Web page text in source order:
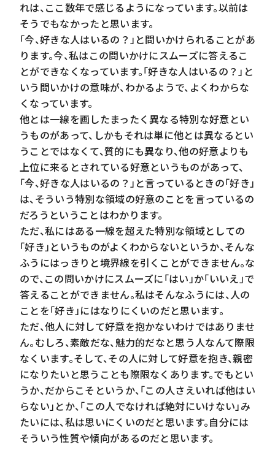
れは、ここ数年で感じるようになっています。以前は
そうでもなかったと思います。
「今、好きな人はいるの？」と問いかけられることがあ
ります。今、私はこの問いかけにスムーズに答えるこ
とができなくなっています。「好きな人はいるの？」と
いう問いかけの意味が、わかるようで、よくわからな
くなっています。
他とは一線を画したまったく異なる特別な好意とい
うものがあって、しかもそれは単に他とは異なるとい
うことではなくて、質的にも異なり、他の好意よりも
上位に来るとされている好意というものがあって、
「今、好きな人はいるの？」と言っているときの「好き」
は、そういう特別な領域の好意のことを言っているの
だろうということはわかります。
ただ、私にはある一線を超えた特別な領域としての
「好き」というものがよくわからないというか、そんな
ふうにはっきりと境界線を引くことができません。な
ので、この問いかけにスムーズに「はい」か「いいえ」で
答えることができません。私はそんなふうには、人の
ことを「好き」にはなりにくいのだと思います。
ただ、他人に対して好意を抱かないわけではありませ
ん。むしろ、素敵だな、魅力的だなと思う人なんて際限
なくいます。そして、その人に対して好意を抱き、親密
になりたいと思うことも際限なくあります。でもとい
うか、だからこそというか、「この人さえいれば他はい
らない」とか、「この人でなければ絶対にいけない」み
たいには、私は思いにくいのだと思います。自分には
そういう性質や傾向があるのだと思います。